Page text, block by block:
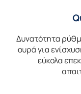
Δυνατότητα
ουρά για
εύκολα